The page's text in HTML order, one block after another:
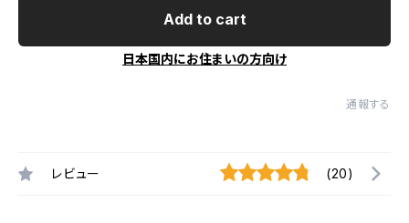
Add to cart
日本国内にお住まいの方向け
通報する
レビュー (20)